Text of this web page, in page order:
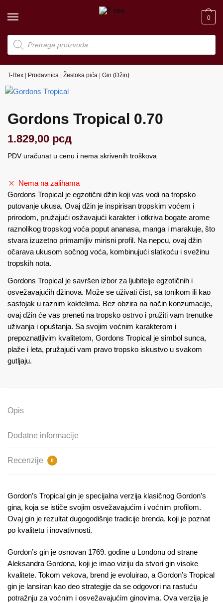
Products
search
0
T-Rex Prodavnica Žestoka pića Gin (Džin)
Gordons Tropical 0.70
1.829,00 рсд
PDV uračunat u cenu i nema skrivenih troškova
Nema na zalihama
Gordons Tropical je egzotični džin koji vas vodi na tropsko
putovanje ukusa. Ovaj džin je inspirisan tropskim voćem i
prirodom, pružajući osžavajući karakter i otkriva bogate arome
raznolikog tropskog voća poput ananasa, manga i marakuje, što
stvara izuzetno primamljiv mirisni profil. Na nepcu, ovaj džin
očarava ukusom sočnog voća, kombinujući slatkoću i svežinu
tropskih nota.
Gordons Tropical je savršen izbor za ljubitelje egzotičnih i
osvežavajućih džinova. Može se uživati čist, sa tonikom ili kao
sastojak u raznim koktelima. Bez obzira na način konzumacije,
ovaj džin će vas preneti na tropsko ostrvo i pružiti vam trenutke
uživanja i opuštanja. Sa svojim voćnim karakterom i
prepoznatljivim kvalitetom, Gordons Tropical je simbol sunca,
plaže i leta, pružajući vam pravo tropsko iskustvo u svakom
gutljaju.
Opis
Dodatne informacije
Recenzije 0
Gordon’s Tropical gin je specijalna verzija klasičnog Gordon’s
gina, koja se ističe svojim osvežavajućim i voćnim profilom.
Ovaj gin je rezultat dugogodišnje tradicije brenda, koji je poznat
po kvalitetu i inovativnosti.
Gordon’s gin je osnovan 1769. godine u Londonu od strane
Aleksandra Gordona, koji je imao viziju da stvori gin visoke
kvalitete. Tokom vekova, brend je evoluirao, a Gordon’s Tropical
gin je lansiran kao deo strategije da se odgovori na rastuću
potražnju za voćnim i osvežavajućim ginovima. Ova verzija je